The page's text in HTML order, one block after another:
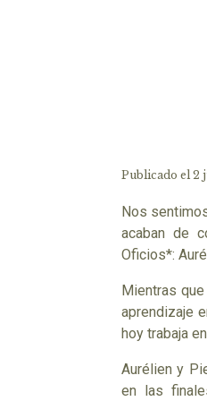
Publicado el 2
Nos
acaban de
Oficios*:
Mientras
aprendizaje
hoy trabaja
Aurélien y
en las